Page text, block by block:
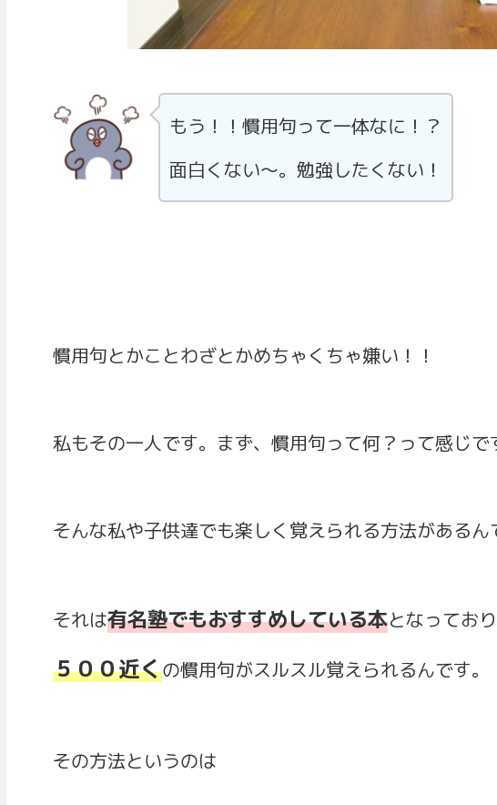
もう！！慣用句って一体なに！？
面白くない～。勉強したくない！
慣用句とかことわざとかめちゃくちゃ嫌い！！
私もその一人です。まず、慣用句って何？って感じで
そんな私や子供達でも楽しく覚えられる方法があるん
それは有名塾でもおすすめしている本となっており
５００近くの慣用句がスルスル覚えられるんです。
その方法というのは